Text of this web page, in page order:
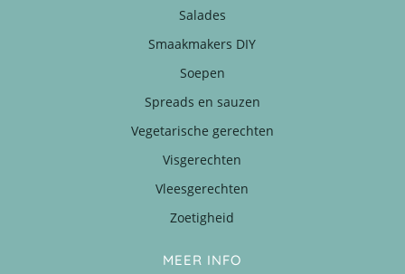
Salades
Smaakmakers DIY
Soepen
Spreads en sauzen
Vegetarische gerechten
Visgerechten
Vleesgerechten
Zoetigheid
MEER INFO